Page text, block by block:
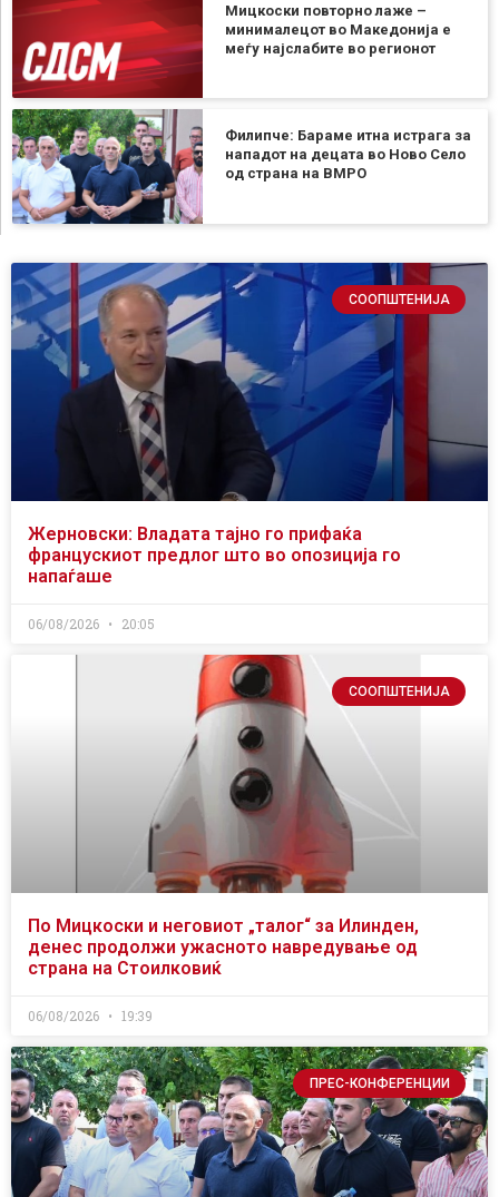
Мицкоски повторно лаже –
минималецот во Македонија е
меѓу најслабите во регионот
Филипче: Бараме итна истрага за
нападот на децата во Ново Село
од страна на ВМРО
СООПШТЕНИЈА
Жерновски: Владата тајно го прифаќа
францускиот предлог што во опозиција го
напаѓаше
06/08/2026 20:05
СООПШТЕНИЈА
По Мицкоски и неговиот „талог“ за Илинден,
денес продолжи ужасното навредување од
страна на Стоилковиќ
06/08/2026 19:39
ПРЕС-КОНФЕРЕНЦИИ